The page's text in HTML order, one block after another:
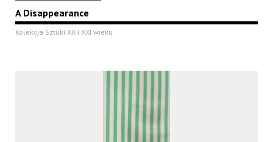
A Disappearance
Kolekcja Sztuki XX i XXI wieku